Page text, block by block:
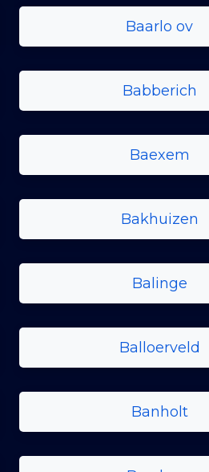
Baarlo ov
Babberich
Baexem
Bakhuizen
Balinge
Balloerveld
Banholt